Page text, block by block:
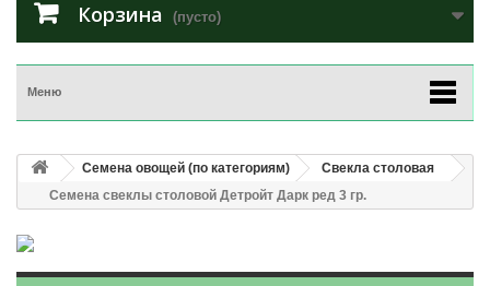
Корзина (пусто)
Меню
Семена овощей (по категориям)
Свекла столовая
Семена свеклы столовой Детройт Дарк ред 3 гр.